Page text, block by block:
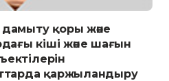
дамыту қоры және
кіші және шағын
қаржыландыру